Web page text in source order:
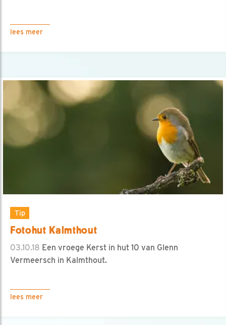
lees meer
Tip
Fotohut Kalmthout
03.10.18 Een vroege Kerst in hut 10 van Glenn
Vermeersch in Kalmthout.
lees meer